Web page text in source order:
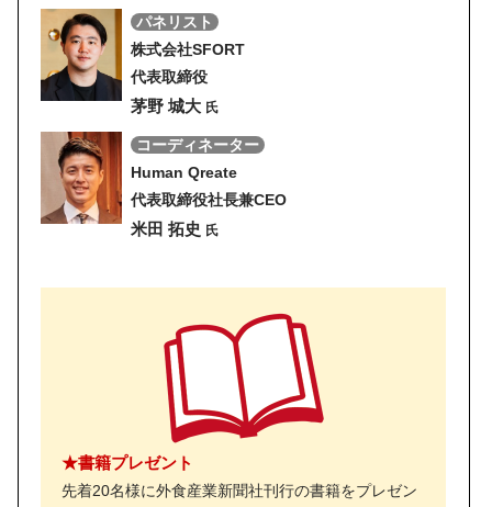
パネリスト
株式会社SFORT
代表取締役
茅野 城大 氏
コーディネーター
Human Qreate
代表取締役社長兼CEO
米田 拓史 氏
★書籍プレゼント
先着20名様に外食産業新聞社刊行の書籍をプレゼン